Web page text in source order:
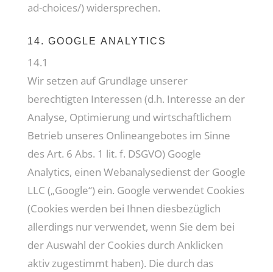
ad-choices/) widersprechen.
14. GOOGLE ANALYTICS
14.1
Wir setzen auf Grundlage unserer
berechtigten Interessen (d.h. Interesse an der
Analyse, Optimierung und wirtschaftlichem
Betrieb unseres Onlineangebotes im Sinne
des Art. 6 Abs. 1 lit. f. DSGVO) Google
Analytics, einen Webanalysedienst der Google
LLC („Google“) ein. Google verwendet Cookies
(Cookies werden bei Ihnen diesbezüglich
allerdings nur verwendet, wenn Sie dem bei
der Auswahl der Cookies durch Anklicken
aktiv zugestimmt haben). Die durch das